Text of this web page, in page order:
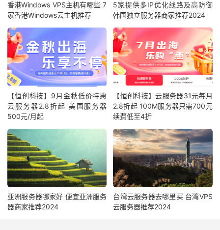
香港Windows VPS主机有哪些 7
家香港Windows云主机推荐
5家提供多IP优化线路及高防御
韩国独立服务器商家推荐2024
【恒创科技】9月金秋低价特惠
云服务器2.8折起 美国服务器
500元/月起
【恒创科技】云服务器31元每月
2.8折起 100M服务器只需700元
续费低至4折
亚洲服务器哪家好 便宜亚洲服务
器商家推荐2024
台湾云服务器去哪里买 台湾VPS
云服务器推荐2024